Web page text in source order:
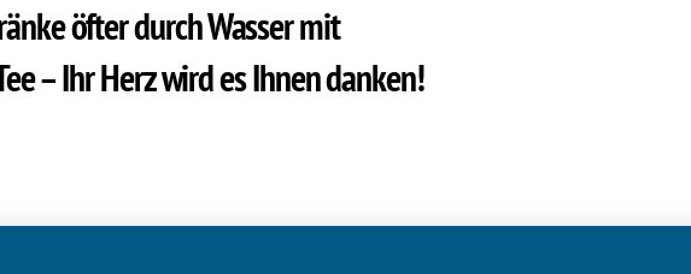
öfter durch Wasser mit
– Ihr Herz wird es Ihnen danken!